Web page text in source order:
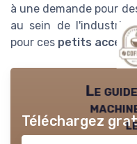
à une demande pour
au sein de l'industrie.
pour ces petits
Le
Téléchargez